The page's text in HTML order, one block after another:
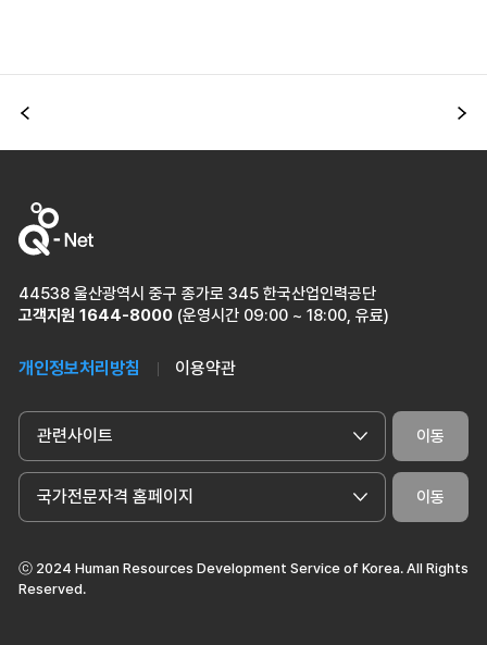
이전
44538 울산광역시 중구 종가로 345 한국산업인력공단
고객지원 1644-8000 (운영시간 09:00 ~ 18:00, 유료)
개인정보처리방침 이용약관
관련사이트 이동
국가전문자격 홈페이지 이동
ⓒ 2024 Human Resources Development Service of Korea. All Rights
Reserved.